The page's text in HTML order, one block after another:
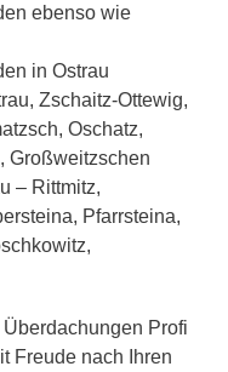
ebenso wie
in Ostrau
Zschaitz-Ottewig,
Oschatz,
Großweitzschen
– Rittmitz,
Pfarrsteina,
Profi
Freude nach Ihren